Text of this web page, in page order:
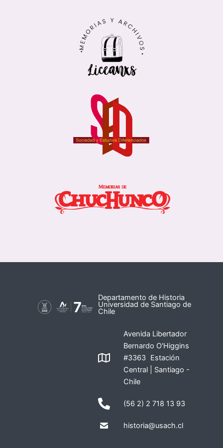
Departamento de Historia
Universidad de Santiago de
Chile
Avenida Libertador
Bernardo O'Higgins
#3363 Estación
Central | Santiago -
Chile
(56 2) 2 718 13 93
historia@usach.cl